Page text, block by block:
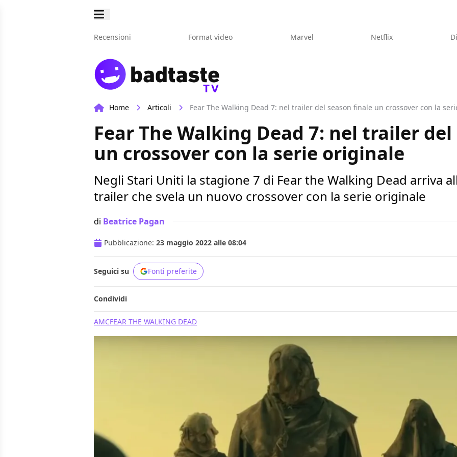
Recensioni Format video Marvel Netflix
TV
Home Articoli Fear The Walking Dead 7: nel trailer del season finale un crossover con la
Fear The Walking Dead 7: nel trailer
un crossover con la serie originale
Negli Stari Uniti la stagione 7 di Fear the Walking Dead arriva
trailer che svela un nuovo crossover con la serie originale
di Beatrice Pagan
Pubblicazione: 23 maggio 2022 alle 08:04
Seguici su Fonti preferite
Condividi
AMCFEAR THE WALKING DEAD